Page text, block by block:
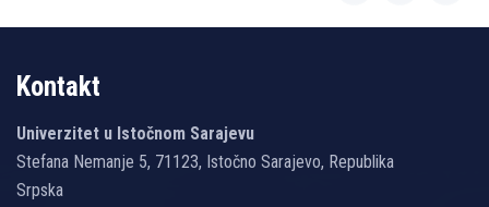
Kontakt
Univerzitet u Istočnom Sarajevu
Stefana Nemanje 5, 71123, Istočno Sarajevo, Republika
Srpska